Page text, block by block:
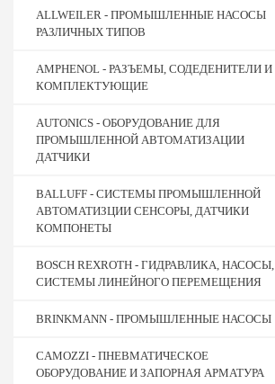
ALLWEILER - ПРОМЫШЛЕННЫЕ НАСОСЫ
РАЗЛИЧНЫХ ТИПОВ
AMPHENOL - РАЗЪЕМЫ, СОДЕДЕНИТЕЛИ И
КОМПЛЕКТУЮЩИЕ
AUTONICS - ОБОРУДОВАНИЕ ДЛЯ
ПРОМЫШЛЕННОЙ АВТОМАТИЗАЦИИ
ДАТЧИКИ
BALLUFF - СИСТЕМЫ ПРОМЫШЛЕННОЙ
АВТОМАТИЗЦИИ СЕНСОРЫ, ДАТЧИКИ
КОМПОНЕТЫ
BOSCH REXROTH - ГИДРАВЛИКА, НАСОСЫ,
СИСТЕМЫ ЛИНЕЙНОГО ПЕРЕМЕЩЕНИЯ
BRINKMANN - ПРОМЫШЛЕННЫЕ НАСОСЫ
CAMOZZI - ПНЕВМАТИЧЕСКОЕ
ОБОРУДОВАНИЕ И ЗАПОРНАЯ АРМАТУРА